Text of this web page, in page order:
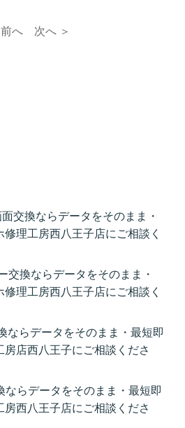
前へ 次へ ＞
交換ならデータをそのまま・
理工房西八王子店にご相談く
交換ならデータをそのまま・
理工房西八王子店にご相談く
ならデータをそのまま・最短即
房店西八王子にご相談くださ
ならデータをそのまま・最短即
房西八王子店にご相談くださ